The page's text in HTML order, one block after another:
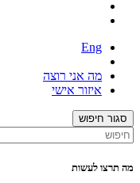
Eng
מה אני רוצה
איזור אישי
סגור חיפוש
מה תרצו לעשות